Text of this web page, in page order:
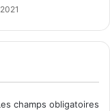
champs obligatoires